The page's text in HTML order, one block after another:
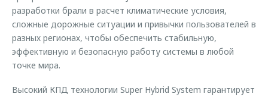
разработки брали в расчет климатические условия,
сложные дорожные ситуации и привычки пользователей в
разных регионах, чтобы обеспечить стабильную,
эффективную и безопасную работу системы в любой
точке мира.
Высокий КПД технологии Super Hybrid System гарантирует